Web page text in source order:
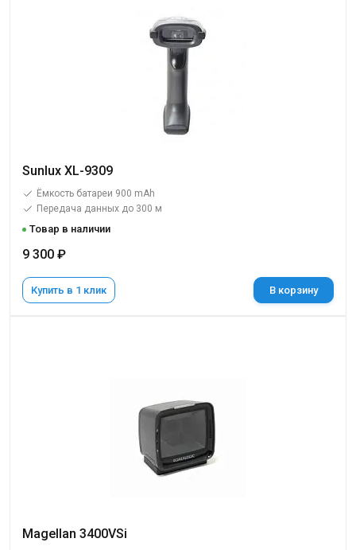
Sunlux XL-9309
Ёмкость батареи 900 mAh
Передача данных до 300 м
Товар в наличии
9 300 ₽
Купить в 1 клик В корзину
Magellan 3400VSi